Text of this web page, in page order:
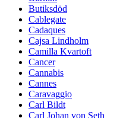
Butiksdöd
Cablegate
Cadaques
Cajsa Lindholm
Camilla Kvartoft
Cancer
Cannabis
Cannes
Caravaggio
Carl Bildt
Carl Johan von Seth